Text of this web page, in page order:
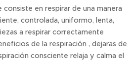
en respirar de una manera
controlada, uniformo, lenta,
a respirar correctamente
de la respiración , dejaras de
consciente relaja y calma el